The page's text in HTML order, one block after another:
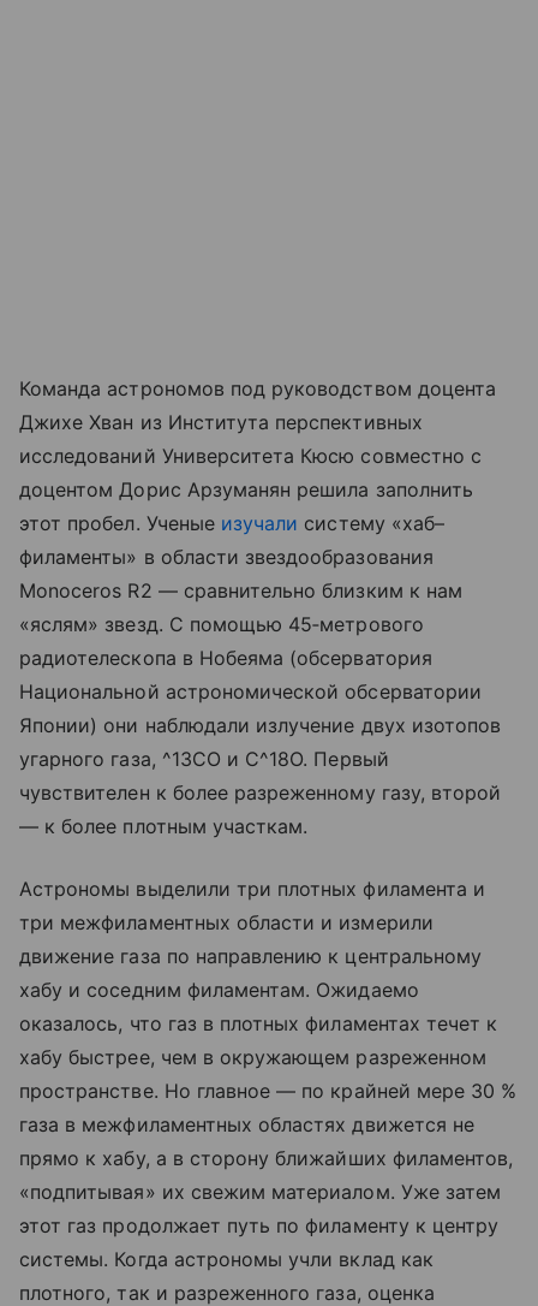
Команда астрономов под руководством доцента
Джихе Хван из Института перспективных
исследований Университета Кюсю совместно с
доцентом Дорис Арзуманян решила заполнить
этот пробел. Ученые изучали систему «хаб–
филаменты» в области звездообразования
Monoceros R2 — сравнительно близким к нам
«яслям» звезд. С помощью 45‑метрового
радиотелескопа в Нобеяма (обсерватория
Национальной астрономической обсерватории
Японии) они наблюдали излучение двух изотопов
угарного газа, ^13CO и C^18O. Первый
чувствителен к более разреженному газу, второй
— к более плотным участкам.
Астрономы выделили три плотных филамента и
три межфиламентных области и измерили
движение газа по направлению к центральному
хабу и соседним филаментам. Ожидаемо
оказалось, что газ в плотных филаментах течет к
хабу быстрее, чем в окружающем разреженном
пространстве. Но главное — по крайней мере 30 %
газа в межфиламентных областях движется не
прямо к хабу, а в сторону ближайших филаментов,
«подпитывая» их свежим материалом. Уже затем
этот газ продолжает путь по филаменту к центру
системы. Когда астрономы учли вклад как
плотного, так и разреженного газа, оценка